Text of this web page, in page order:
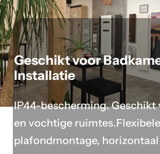
Geschikt voor
Installatie
IP44-bescherming. Geschikt
en vochtige
plafondmontage,